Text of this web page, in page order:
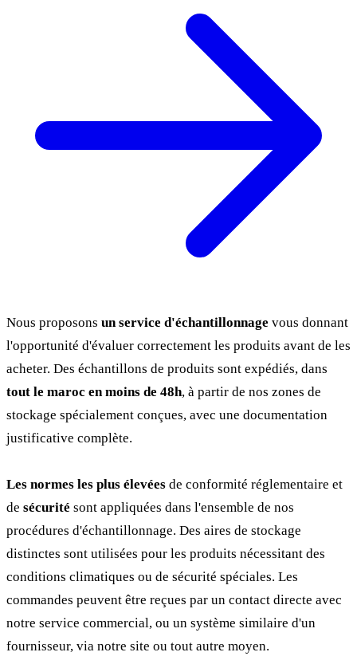
Nous proposons un service d'échantillonnage vous donnant
l'opportunité d'évaluer correctement les produits avant de les
acheter. Des échantillons de produits sont expédiés, dans
tout le maroc en moins de 48h, à partir de nos zones de
stockage spécialement conçues, avec une documentation
justificative complète.
Les normes les plus élevées de conformité réglementaire et
de sécurité sont appliquées dans l'ensemble de nos
procédures d'échantillonnage. Des aires de stockage
distinctes sont utilisées pour les produits nécessitant des
conditions climatiques ou de sécurité spéciales. Les
commandes peuvent être reçues par un contact directe avec
notre service commercial, ou un système similaire d'un
fournisseur, via notre site ou tout autre moyen.